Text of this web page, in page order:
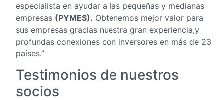
especialista en ayudar a las pequeñas y medianas
empresas (PYMES). Obtenemos mejor valor para
sus empresas gracias nuestra gran experiencia,y
profundas conexiones con inversores en más de 23
países.”
Testimonios de nuestros
socios